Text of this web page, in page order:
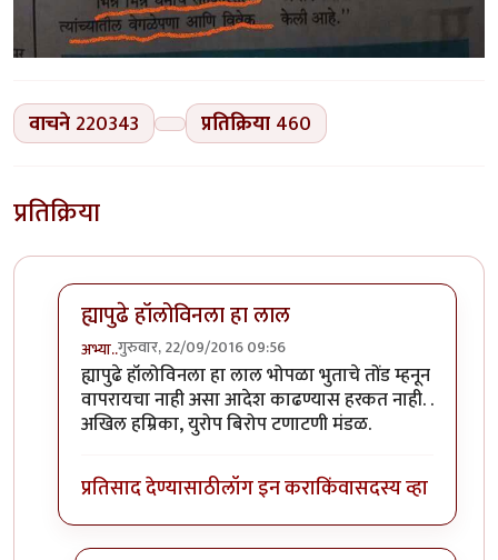
वाचने 220343 प्रतिक्रिया 460
प्रतिक्रिया
ह्यापुढे हॉलोविनला हा लाल
अभ्या..गुरुवार, 22/09/2016 09:56
In reply toकोहळा (Benincasa hispida)byडॉ सुहास
ह्यापुढे हॉलोविनला हा लाल भोपळा भुताचे तोंड म्हनून
वापरायचा नाही असा आदेश काढण्यास हरकत नाही. .
अखिल हम्रिका, युरोप बिरोप टणाटणी मंडळ.
प्रतिसाद देण्यासाठीलॉग इन कराकिंवासदस्य व्हा